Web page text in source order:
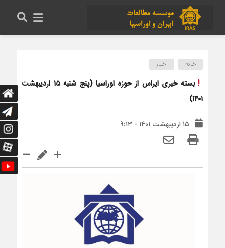
خانه اخبار
بسته خبری ایراس از حوزه اوراسیا (پنج شنبه ۱۵ اردیبهشت
۱۴۰۱)
۱۵ اردیبهشت ۱۴۰۱ - ۹:۱۳